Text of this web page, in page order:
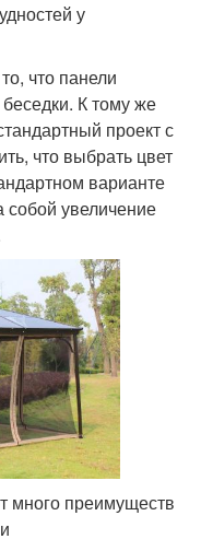
у
что панели
К тому же
проект с
что выбрать цвет
варианте
собой увеличение
много преимуществ